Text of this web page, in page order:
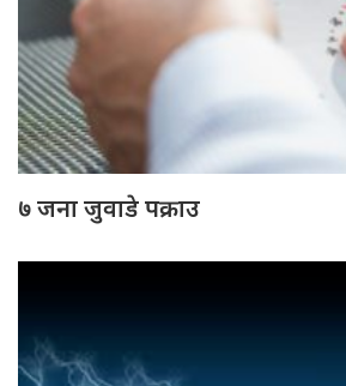
७ जना जुवाडे पक्राउ